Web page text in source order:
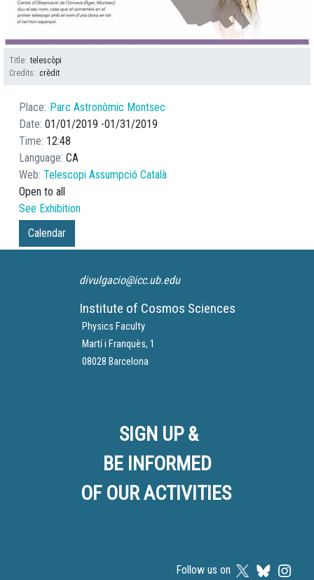
Title telescòpi
Credits
crèdit
Place Parc Astronòmic Montsec
Date 01/01/2019 01/31/2019
Time 12:48
Language CA
Web Telescopi Assumpció Català
Open to all
See Exhibition
Calendar
divulgacio@icc.ub.edu
Institute of Cosmos Sciences
Physics Faculty
Martí i Franquès, 1
08028 Barcelona
SIGN UP &
BE INFORMED
OF OUR ACTIVITIES
Follow us on